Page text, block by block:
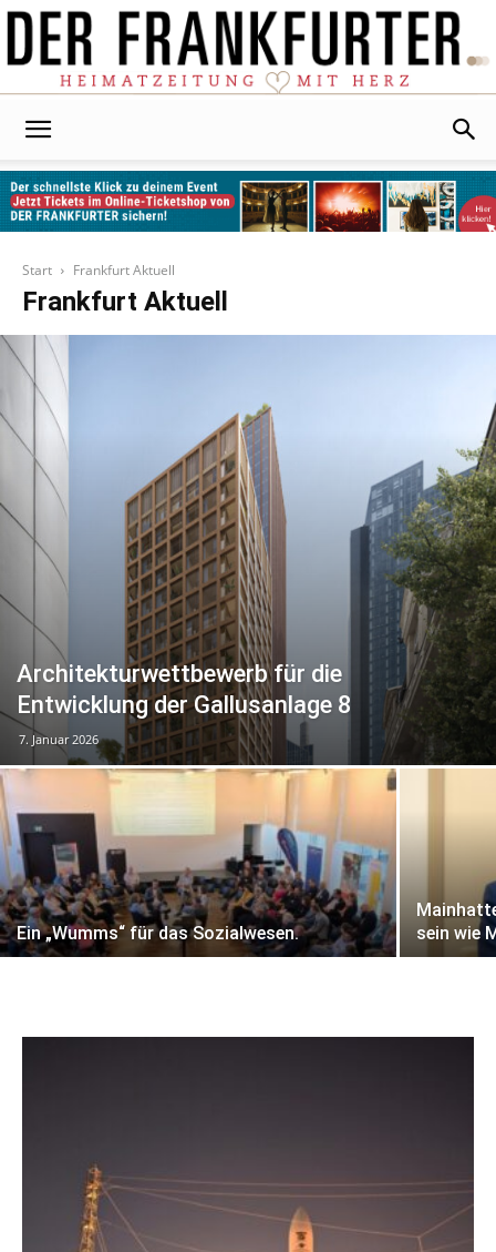
Start
Frankfurt Aktuell
Frankfurt Aktuell
Architekturwettbewerb für die
Entwicklung der Gallusanlage 8
7. Januar 2026
Ein „Wumms“ für das Sozialwesen.
sein wie